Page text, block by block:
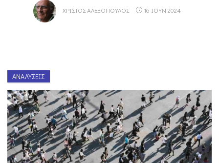
ΧΡΊΣΤΟΣ ΑΛΕΞΌΠΟΥΛΟΣ 16 ΙΟΥΝ 2024
ΑΝΑΛΎΣΕΙΣ